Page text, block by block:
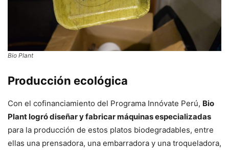
Bio Plant
Producción ecológica
Con el cofinanciamiento del Programa Innóvate Perú, Bio
Plant logró diseñar y fabricar máquinas especializadas
para la producción de estos platos biodegradables, entre
ellas una prensadora, una embarradora y una troqueladora,